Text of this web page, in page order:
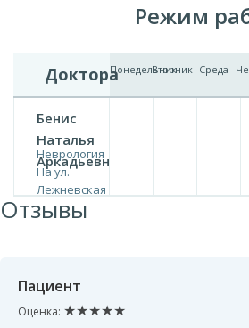
Режим
ДоктораПонедельник
Вторник Среда
Бенис
Наталья
Аркадьевна
Неврология
На ул.
Лежневская
Отзывы
Пациент
Оценка: ★★★★★